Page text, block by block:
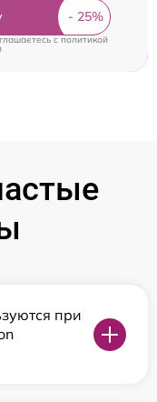
cполитикой
при